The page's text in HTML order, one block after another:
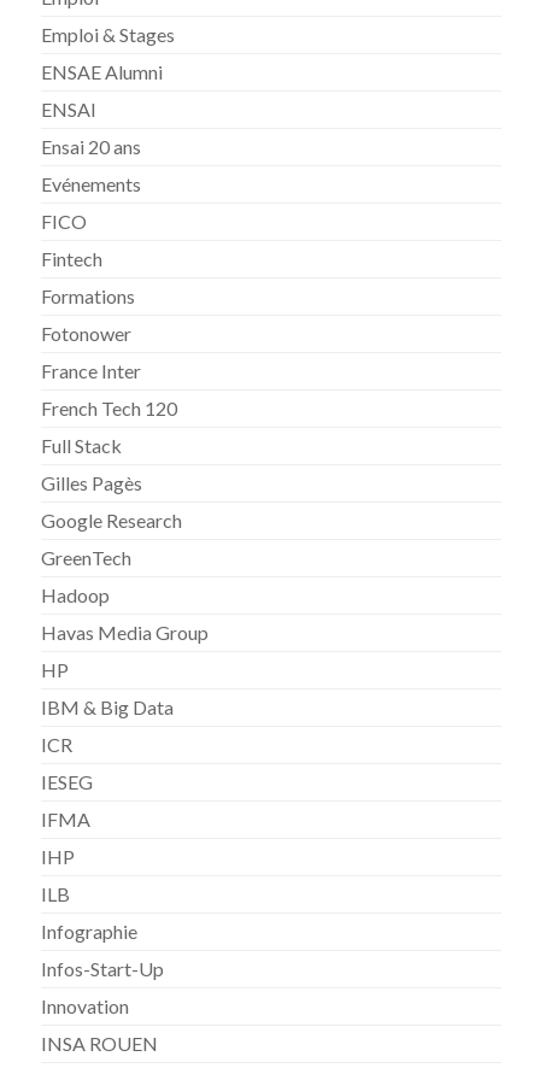
Emploi & Stages
ENSAE Alumni
ENSAI
Ensai 20 ans
Evénements
FICO
Fintech
Formations
Fotonower
France Inter
French Tech 120
Full Stack
Gilles Pagès
Google Research
GreenTech
Hadoop
Havas Media Group
HP
IBM & Big Data
ICR
IESEG
IFMA
IHP
ILB
Infographie
Infos-Start-Up
Innovation
INSA ROUEN